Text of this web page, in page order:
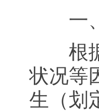
一、
根据
状况等
生（划